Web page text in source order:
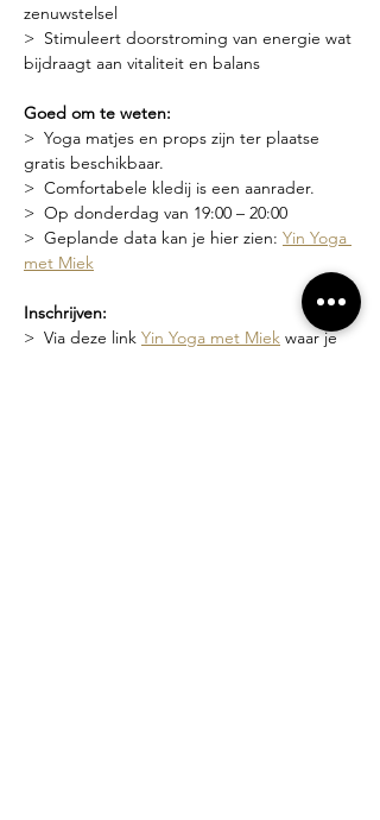
zenuwstelsel
>  Stimuleert doorstroming van energie wat
bijdraagt aan vitaliteit en balans
Goed om te weten:
>  Yoga matjes en props zijn ter plaatse
gratis beschikbaar.
>  Comfortabele kledij is een aanrader.
>  Op donderdag van 19:00 – 20:00
>  Geplande data kan je hier zien: Yin Yoga
met Miek
Inschrijven:
>  Via deze link Yin Yoga met Miek waar je